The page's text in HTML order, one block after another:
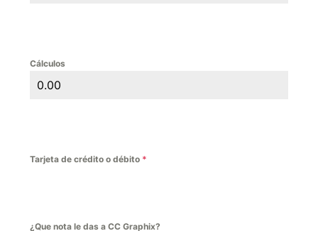
Cálculos
Tarjeta de crédito o débito *
¿Que nota le das a CC Graphix?